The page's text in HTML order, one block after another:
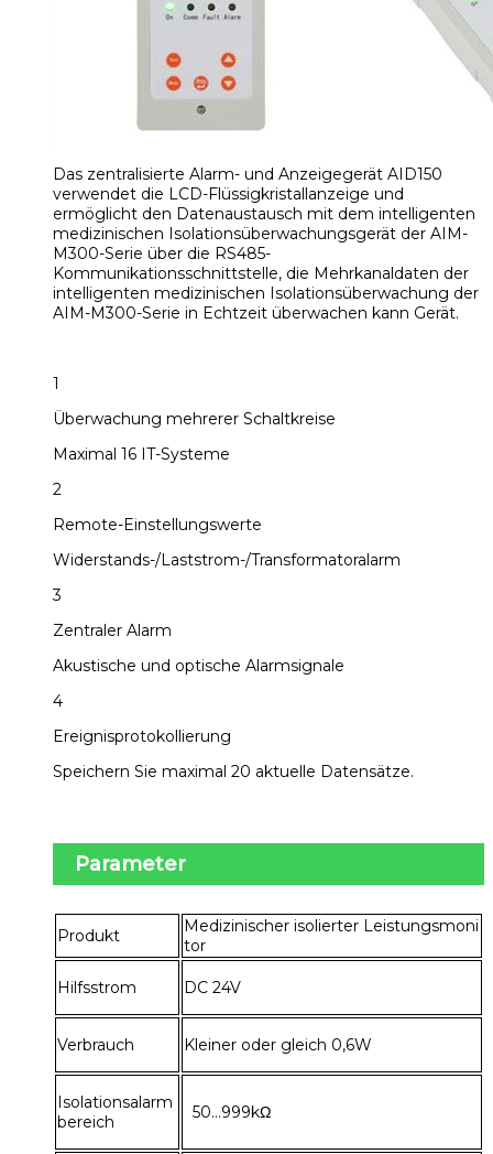
Das zentralisierte Alarm- und Anzeigegerät AID150
verwendet die LCD-Flüssigkristallanzeige und
ermöglicht den Datenaustausch mit dem intelligenten
medizinischen Isolationsüberwachungsgerät der AIM-
M300-Serie über die RS485-
Kommunikationsschnittstelle, die Mehrkanaldaten der
intelligenten medizinischen Isolationsüberwachung der
AIM-M300-Serie in Echtzeit überwachen kann Gerät.
1
Überwachung mehrerer Schaltkreise
Maximal 16 IT-Systeme
2
Remote-Einstellungswerte
Widerstands-/Laststrom-/Transformatoralarm
3
Zentraler Alarm
Akustische und optische Alarmsignale
4
Ereignisprotokollierung
Speichern Sie maximal 20 aktuelle Datensätze.
Parameter
Produkt
Medizinischer isolierter Leistungsmoni
tor
Hilfsstrom DC 24V
Verbrauch Kleiner oder gleich 0,6W
Isolationsalarm
bereich
50...999kΩ